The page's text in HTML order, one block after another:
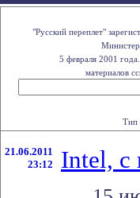
"Русский переплет"
5 февраля 2001
материалов
Тип
21.06.2011
23:12
Intel, с